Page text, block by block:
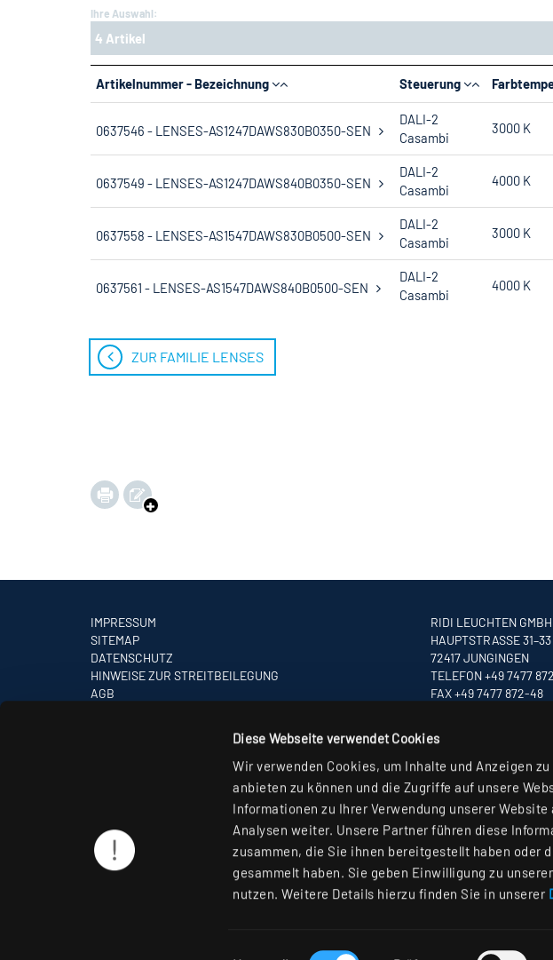
Diese Webseite verwendet Cookies
Wir verwenden Cookies, um Inhalte und Anzeigen
anbieten zu können und die Zugriffe auf unsere
Informationen zu Ihrer Verwendung unserer
Analysen weiter. Unsere Partner führen diese
zusammen, die Sie ihnen bereitgestellt haben oder
gesammelt haben. Sie geben Einwilligung zu
nutzen. Weitere Details hierzu finden Sie in unserer
Einwilligungsauswahl
Ihre Auswahl:
4 Artikel
Artikelnummer - Bezeichnung Steuerung
0637546 - LENSES-AS1247DAWS830B0350-SEN
DALI-2
Casambi
3000 K
0637549 - LENSES-AS1247DAWS840B0350-SEN
DALI-2
Casambi
4000 K
0637558 - LENSES-AS1547DAWS830B0500-SEN
DALI-2
Casambi
3000 K
0637561 - LENSES-AS1547DAWS840B0500-SEN
DALI-2
Casambi
4000 K
ZUR FAMILIE LENSES
IMPRESSUM
SITEMAP
DATENSCHUTZ
HINWEISE ZUR STREITBEILEGUNG
AGB
RIDI LEUCHTEN GMBH
HAUPTSTRASSE 31–33
72417 JUNGINGEN
TELEFON +49 7477
FAX +49 7477 872-48